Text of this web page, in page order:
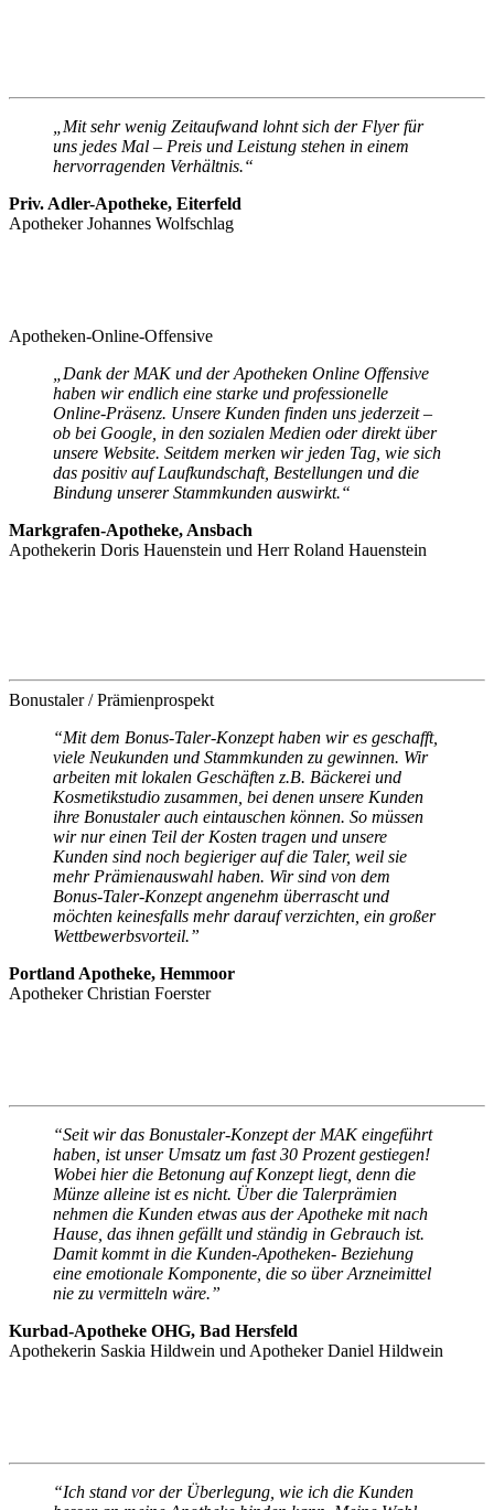
„Mit sehr wenig Zeitaufwand lohnt sich der Flyer für
uns jedes Mal – Preis und Leistung stehen in einem
hervorragenden Verhältnis.“
Priv. Adler-Apotheke, Eiterfeld
Apotheker Johannes Wolfschlag
Apotheken-Online-Offensive
„Dank der MAK und der Apotheken Online Offensive
haben wir endlich eine starke und professionelle
Online-Präsenz. Unsere Kunden finden uns jederzeit –
ob bei Google, in den sozialen Medien oder direkt über
unsere Website. Seitdem merken wir jeden Tag, wie sich
das positiv auf Laufkundschaft, Bestellungen und die
Bindung unserer Stammkunden auswirkt.“
Markgrafen-Apotheke, Ansbach
Apothekerin Doris Hauenstein und Herr Roland Hauenstein
Bonustaler / Prämienprospekt
“Mit dem Bonus-Taler-Konzept haben wir es geschafft,
viele Neukunden und Stammkunden zu gewinnen. Wir
arbeiten mit lokalen Geschäften z.B. Bäckerei und
Kosmetikstudio zusammen, bei denen unsere Kunden
ihre Bonustaler auch eintauschen können. So müssen
wir nur einen Teil der Kosten tragen und unsere
Kunden sind noch begieriger auf die Taler, weil sie
mehr Prämienauswahl haben. Wir sind von dem
Bonus-Taler-Konzept angenehm überrascht und
möchten keinesfalls mehr darauf verzichten, ein großer
Wettbewerbsvorteil.”
Portland Apotheke, Hemmoor
Apotheker Christian Foerster
“Seit wir das Bonustaler-Konzept der MAK eingeführt
haben, ist unser Umsatz um fast 30 Prozent gestiegen!
Wobei hier die Betonung auf Konzept liegt, denn die
Münze alleine ist es nicht. Über die Talerprämien
nehmen die Kunden etwas aus der Apotheke mit nach
Hause, das ihnen gefällt und ständig in Gebrauch ist.
Damit kommt in die Kunden-Apotheken- Beziehung
eine emotionale Komponente, die so über Arzneimittel
nie zu vermitteln wäre.”
Kurbad-Apotheke OHG, Bad Hersfeld
Apothekerin Saskia Hildwein und Apotheker Daniel Hildwein
“Ich stand vor der Überlegung, wie ich die Kunden